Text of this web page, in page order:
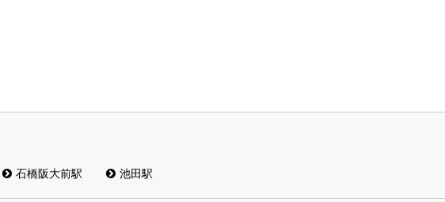
石橋阪大前駅 池田駅